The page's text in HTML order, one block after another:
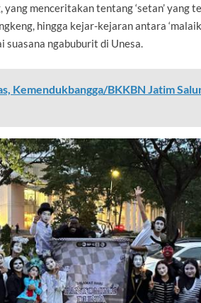
menceritakan tentang ‘setan’ yang
hingga kejar-kejaran antara
suasana ngabuburit di Unesa.
Kemendukbangga/BKKBN Jatim